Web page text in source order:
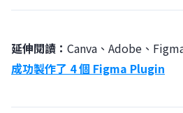
延伸閱讀： Canva、Adobe、
成功製作了 4 個 Figma Plugin